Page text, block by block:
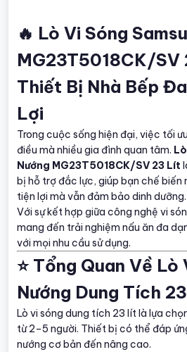
🔥 Lò Vi Sóng
MG23T5018CK/SV
Thiết Bị Nhà Bếp
Lợi
Trong cuộc sống hiện đại, việc tối
điều mà nhiều gia đình quan tâm.
Nướng MG23T5018CK/SV 23 Lít
bị hỗ trợ đắc lực, giúp bạn chế biến
tiện lợi mà vẫn đảm bảo dinh dưỡng.
Với sự kết hợp giữa công nghệ vi
mang đến trải nghiệm nấu ăn đa
với mọi nhu cầu sử dụng.
⭐ Tổng Quan Về Lò
Nướng Dung Tích
Lò vi sóng dung tích 23 lít là lựa
từ 2–5 người. Thiết bị có thể đáp
nướng cơ bản đến nâng cao.